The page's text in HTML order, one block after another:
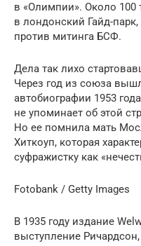
в «Олимпии». Около 100
в лондонский Гайд-
против митинга БСФ.
Дела так лихо
Через год из союза
автобиографии 1953
не упоминает об этой
Но ее помнила мать
Хиткоуп, которая
суфражистку как
Fotobank / Getty Images
В 1935 году издание
выступление